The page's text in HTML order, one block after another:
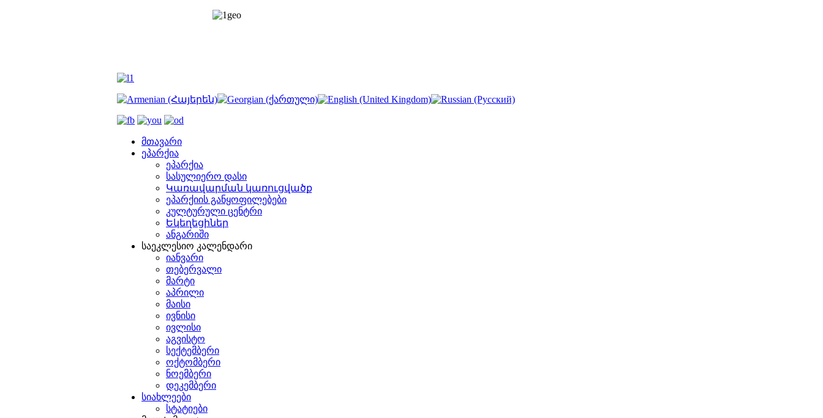
მთავარი
ეპარქია
ეპარქია
სასულიერო დასი
Կառավարման կառուցվածք
ეპარქიის განყოფილებები
კულტურული ცენტრი
Եկեղեցիներ
ანგარიში
საეკლესიო კალენდარი
იანვარი
თებერვალი
მარტი
აპრილი
მაისი
ივნისი
ივლისი
აგვისტო
სექტემბერი
ოქტომბერი
ნოემბერი
დეკემბერი
სიახლეები
სტატიები